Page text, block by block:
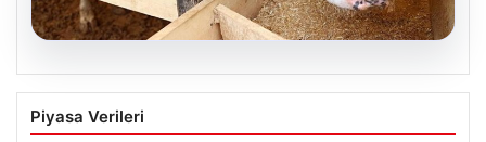
Kurbanlık fiyatları il il sorgulama ekranı
2026: Büyükbaş ve küçükbaş canlı kilo
Piyasa Verileri